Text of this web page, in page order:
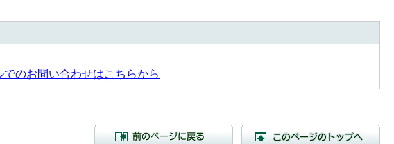
でのお問い合わせはこちらから
前のページに戻る